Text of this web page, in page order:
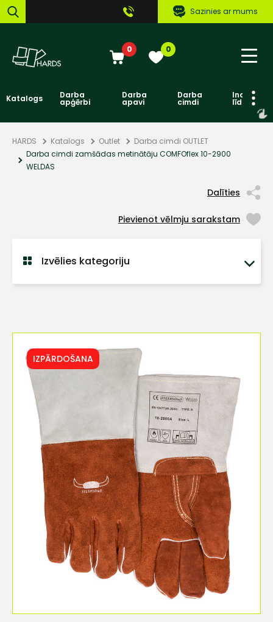
Sazinies ar mums
0 0
Katalogs Darba
apģērbi
Darba
apavi
Darba
cimdi līdzekļi
HARDS Katalogs Outlet
Darba cimdi OUTLET
Darba cimdi zamšādas metinātāju COMFOflex 10-2900
WELDAS
Dalīties
Pievienot vēlmju sarakstam
Izvēlies kategoriju
IZPĀRDOŠANA